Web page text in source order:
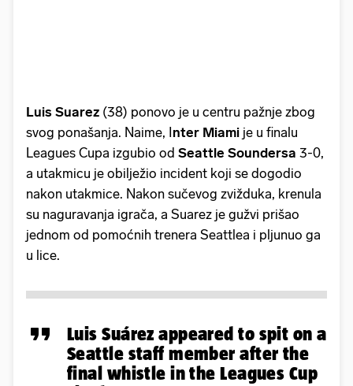
Luis Suarez (38) ponovo je u centru pažnje zbog
svog ponašanja. Naime, Inter Miami je u finalu
Leagues Cupa izgubio od Seattle Soundersa 3-0,
a utakmicu je obilježio incident koji se dogodio
nakon utakmice. Nakon sučevog zvižduka, krenula
su naguravanja igrača, a Suarez je gužvi prišao
jednom od pomoćnih trenera Seattlea i pljunuo ga
u lice.
Luis Suárez appeared to spit on a
Seattle staff member after the
final whistle in the Leagues Cup